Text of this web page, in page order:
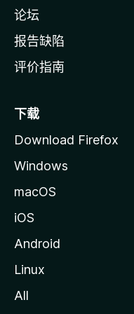
论坛
报告缺陷
评价指南
下载
Download Firefox
Windows
macOS
iOS
Android
Linux
All